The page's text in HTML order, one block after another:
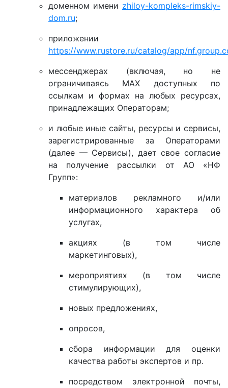
доменном имени zhiloy-kompleks-rimskiy-
dom.ru;
приложении
https://www.rustore.ru/catalog/app/
мессенджерах (включая, но не
ограничиваясь MAX доступных по
ссылкам и формах на любых ресурсах,
принадлежащих Операторам;
и любые иные сайты, ресурсы и сервисы,
зарегистрированные за Операторами
(далее — Сервисы), дает свое согласие
на получение рассылки от АО «НФ
Групп»:
материалов рекламного и/или
информационного характера об
услугах,
акциях (в том числе
маркетинговых),
мероприятиях (в том числе
стимулирующих),
новых предложениях,
опросов,
сбора информации для оценки
качества работы экспертов и пр.
посредством электронной почты,